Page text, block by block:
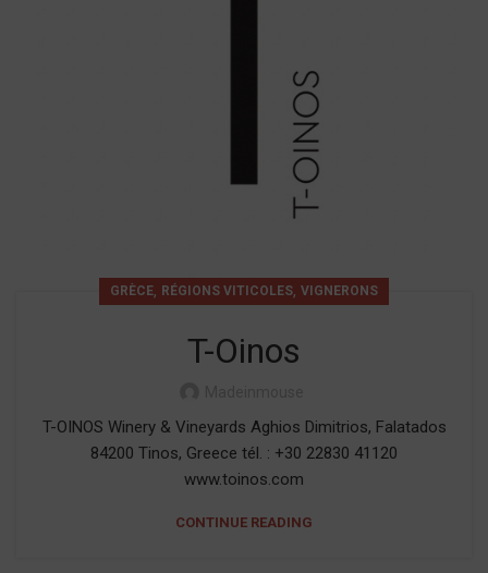
GRÈCE, RÉGIONS VITICOLES, VIGNERONS
T-Oinos
T-OINOS Winery & Vineyards Aghios Dimitrios, Falatados
84200 Tinos, Greece tél. : +30 22830 41120
www.toinos.com
CONTINUE READING